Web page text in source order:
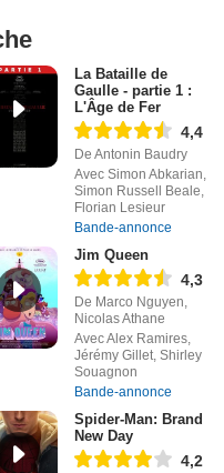
La Bataille de
Gaulle - partie 1 :
L'Âge de Fer
4,4
De Antonin Baudry
Avec Simon Abkarian,
Simon Russell Beale,
Florian Lesieur
Bande-annonce
Jim Queen
4,3
De Marco Nguyen,
Nicolas Athane
Avec Alex Ramires,
Jérémy Gillet, Shirley
Souagnon
Bande-annonce
Spider-Man: Brand
New Day
4,2